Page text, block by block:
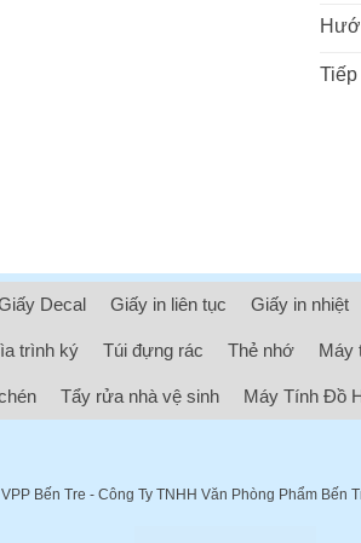
Decal Giấy in liên tục Giấy in nhiệt
trình ký Túi đựng rác Thẻ nhớ Máy
Tẩy rửa nhà vệ sinh Máy Tính Đồ
VPP Bến Tre - Công Ty TNHH Văn Phòng Phẩm Bến